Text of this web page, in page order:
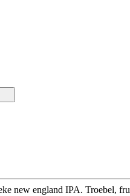
new england IPA. Troebel,